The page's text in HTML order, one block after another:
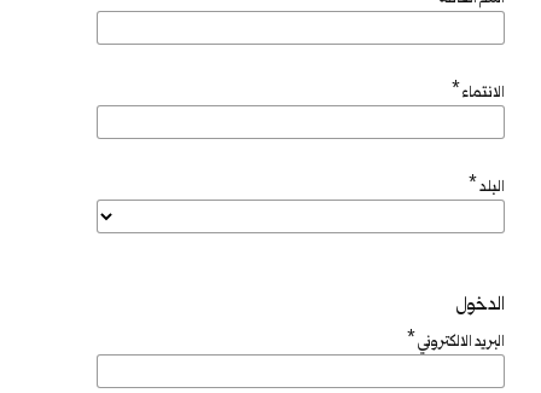
الانتماء*
البلد*
الدخول
البريد الالكتروني*